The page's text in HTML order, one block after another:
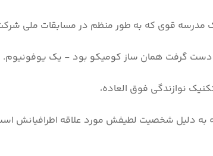
مدرسه قوی که به طور منظم در مسابقات ملی
دست گرفت همان ساز کومیکو بود - یک یوفونیوم.
نوازندگی فوق العاده،
به دلیل شخصیت لطیفش مورد علاقه اطرافیانش